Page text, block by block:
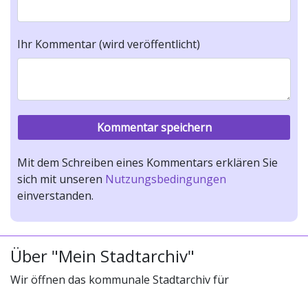
Ihr Kommentar (wird veröffentlicht)
Mit dem Schreiben eines Kommentars erklären Sie
sich mit unseren Nutzungsbedingungen
einverstanden.
Über "Mein Stadtarchiv"
Wir öffnen das kommunale Stadtarchiv für